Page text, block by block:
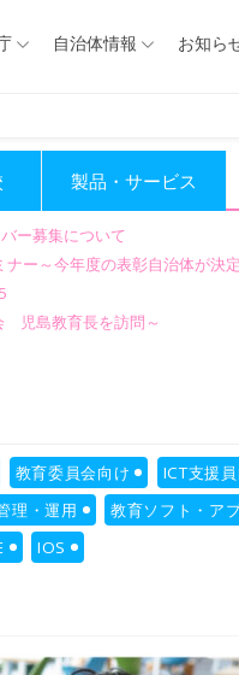
自治体情報 お知ら
製品・サービス
ー募集について
ー～今年度の表彰自治体が決
児島教育長を訪問～
教育委員会向け ICT支援
理・運用 教育ソフト・ア
IOS